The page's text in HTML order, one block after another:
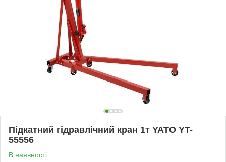
Підкатний гідравлічний кран 1т YATO YT-
55556
В наявності